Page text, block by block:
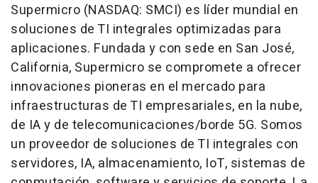
Supermicro (NASDAQ: SMCI) es líder mundial en
soluciones de TI integrales optimizadas para
aplicaciones. Fundada y con sede en San José,
California, Supermicro se compromete a ofrecer
innovaciones pioneras en el mercado para
infraestructuras de TI empresariales, en la nube,
de IA y de telecomunicaciones/borde 5G. Somos
un proveedor de soluciones de TI integrales con
servidores, IA, almacenamiento, IoT, sistemas de